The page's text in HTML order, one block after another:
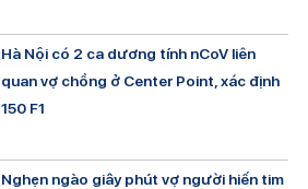
Hà Nội có 2 ca dương tính nCoV liên
quan vợ chồng ở Center Point, xác định
150 F1
Nghẹn ngào giây phút vợ người hiến tim